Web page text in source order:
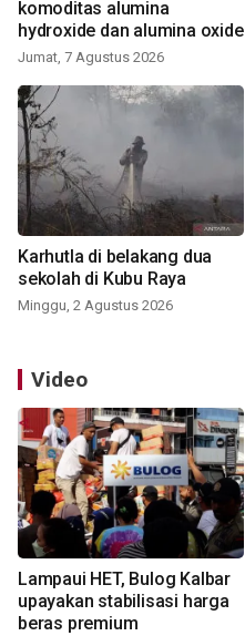
komoditas alumina
hydroxide dan alumina oxide
Jumat, 7 Agustus 2026
Karhutla di belakang dua
sekolah di Kubu Raya
Minggu, 2 Agustus 2026
Video
Lampaui HET, Bulog Kalbar
upayakan stabilisasi harga
beras premium